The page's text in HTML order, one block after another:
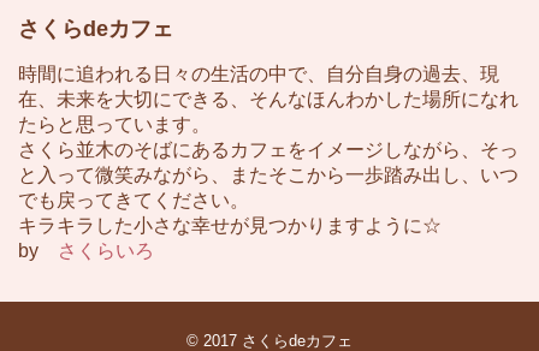
さくらdeカフェ
時間に追われる日々の生活の中で、自分自身の過去、現
在、未来を大切にできる、そんなほんわかした場所になれ
たらと思っています。
さくら並木のそばにあるカフェをイメージしながら、そっ
と入って微笑みながら、またそこから一歩踏み出し、いつ
でも戻ってきてください。
キラキラした小さな幸せが見つかりますように☆
by
さくらいろ
© 2017 さくらdeカフェ